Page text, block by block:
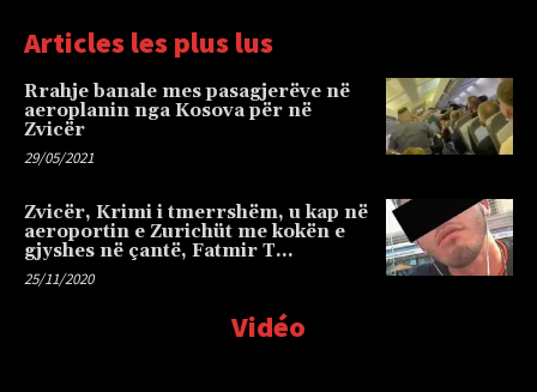
Articles les plus lus
Rrahje banale mes pasagjerëve në
aeroplanin nga Kosova për në
Zvicër
29/05/2021
Zvicër, Krimi i tmerrshëm, u kap në
aeroportin e Zurichüt me kokën e
gjyshes në çantë, Fatmir T…
25/11/2020
Vidéo